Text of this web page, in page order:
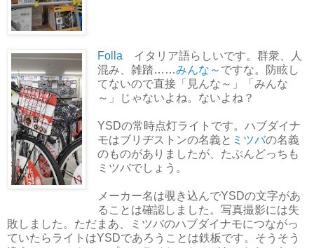
Follaイタリア語らしいです。群衆、人
混み、雑踏……みんな～ ですな。防眩し
てないので直接「見んな～」「みんな
～」じゃないよね。ないよね？
YSDの常時点灯ライトです。ハブダイナ
モはブリヂストンの名義と ミツバの名義
のものがありましたが、たぶんどっちも
ミツバでしょう。
メーカー名は覗き込んでYSDの文字があ
ることは確認しました。写真撮影には失
敗しました。ただまあ、ミツバのハブダイナモにつながっ
ていたらライトはYSDであろうことは鉄板です。そうそう